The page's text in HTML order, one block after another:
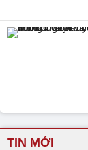
TIN MỚI